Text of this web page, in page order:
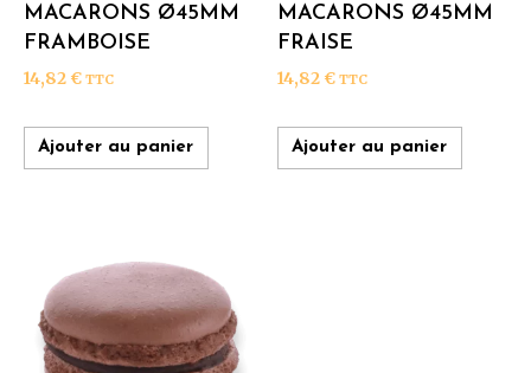
MACARONS Ø45MM
FRAMBOISE
14,82 € TTC
Ajouter au panier
MACARONS Ø45MM
FRAISE
14,82 € TTC
Ajouter au panier